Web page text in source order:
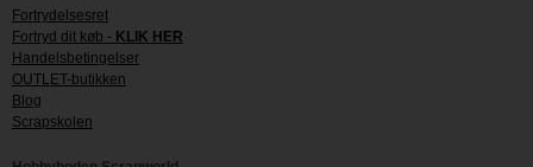
Fortrydelsesret
Fortryd dit køb - KLIK HER
Handelsbetingelser
OUTLET-butikken
Blog
Scrapskolen